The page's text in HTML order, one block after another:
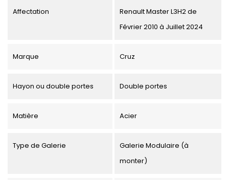
Affectation
Renault Master L3H2 de
Février 2010 à Juillet 2024
Marque Cruz
Hayon ou double portes Double portes
Matière Acier
Type de Galerie
Galerie Modulaire (à
monter)